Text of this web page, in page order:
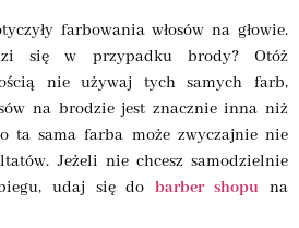
farbowania włosów na głowie.
się w przypadku brody? Otóż
nie używaj tych samych farb,
na brodzie jest znacznie inna niż
ta sama farba może zwyczajnie nie
Jeżeli nie chcesz samodzielnie
udaj się do barber shopu na